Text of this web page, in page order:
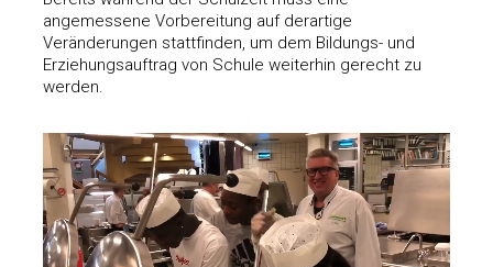
angemessene Vorbereitung auf derartige
Veränderungen stattfinden, um dem Bildungs- und
Erziehungsauftrag von Schule weiterhin gerecht zu
werden.